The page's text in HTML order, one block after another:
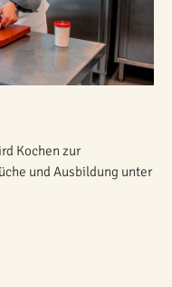
Kochen zur
und Ausbildung unter